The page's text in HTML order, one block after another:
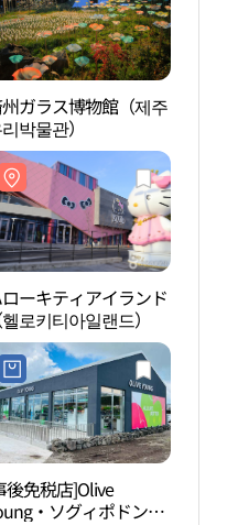
ガラス博物館（제주
박물관）
ーキティアイランド
헬로키티아일랜드）
後免税店]Olive
・ソグィポドング